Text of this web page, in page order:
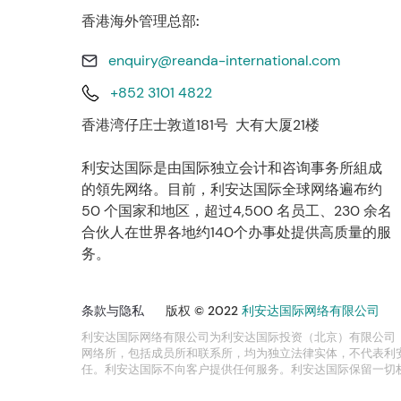
香港海外管理总部:
enquiry@reanda-international.com
+852 3101 4822
香港湾仔庄士敦道181号 大有大厦21楼
利安达国际是由国际独立会计和咨询事务所組成
的領先网络。目前，利安达国际全球网络遍布约
50 个国家和地区，超过4,500 名员工、230 余名
合伙人在世界各地约140个办事处提供高质量的服
务。
条款与隐私 版权 © 2022利安达国际网络有限公司
利安达国际网络有限公司为利安达国际投资（北京）有限公
网络所，包括成员所和联系所，均为独立法律实体，不代表
任。利安达国际不向客户提供任何服务。利安达国际保留一切